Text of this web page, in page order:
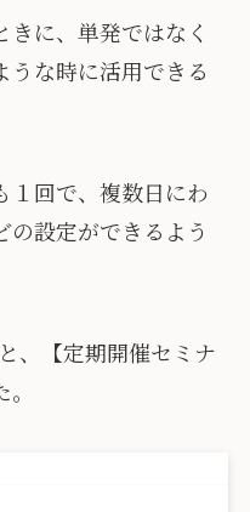
に、単発ではなく
うな時に活用できる
１回で、複数日にわ
設定ができるよう
、【定期開催セミナ